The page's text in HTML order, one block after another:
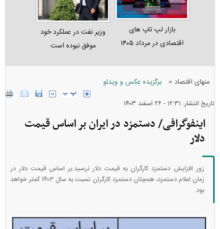
بازار لپ‌ تاپ‌ های
اقتصادی در مرداد ۱۴۰۵
وزیر نفت در عملکرد خود
موفق نبوده است
منهای اقتصاد » برگزیده عکس و ویدئو
تاریخ انتشار: ۱۲:۳۱ - ۲۶ اسفند ۱۴۰۳
اینفوگرافی/ دستمزد در ایران بر اساس قیمت
دلار
زور افزایش دستمزد کارگران به قیمت دلار نرسید.بر اساس قیمت دلار در
زمان اعلام دستمزد، همچنان دستمزد کارگران نسبت به سال ۱۴۰۳ کمتر خواهد
بود.